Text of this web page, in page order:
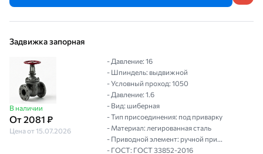
Задвижка запорная
В наличии
От 2081 ₽
Цена от 15.07.2026
- Давление: 16
- Шпиндель: выдвижной
- Условный проход: 1050
- Давление: 1.6
- Вид: шиберная
- Тип присоединения: под приварку
- Материал: легированная сталь
- Приводной элемент: ручной при...
- ГОСТ: ГОСТ 33852-2016